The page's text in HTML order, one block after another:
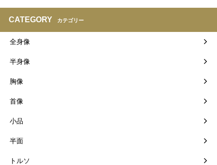
CATEGORY カテゴリー
全身像
半身像
胸像
首像
小品
半面
トルソ